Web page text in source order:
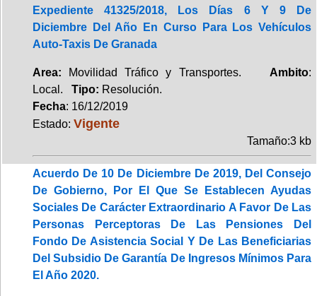
Expediente 41325/2018, Los Días 6 Y 9 De
Diciembre Del Año En Curso Para Los Vehículos
Auto-Taxis De Granada
Area: Movilidad Tráfico y Transportes. Ambito:
Local. Tipo: Resolución.
Fecha: 16/12/2019
Estado: Vigente
Tamaño:3 kb
Acuerdo De 10 De Diciembre De 2019, Del Consejo
De Gobierno, Por El Que Se Establecen Ayudas
Sociales De Carácter Extraordinario A Favor De Las
Personas Perceptoras De Las Pensiones Del
Fondo De Asistencia Social Y De Las Beneficiarias
Del Subsidio De Garantía De Ingresos Mínimos Para
El Año 2020.